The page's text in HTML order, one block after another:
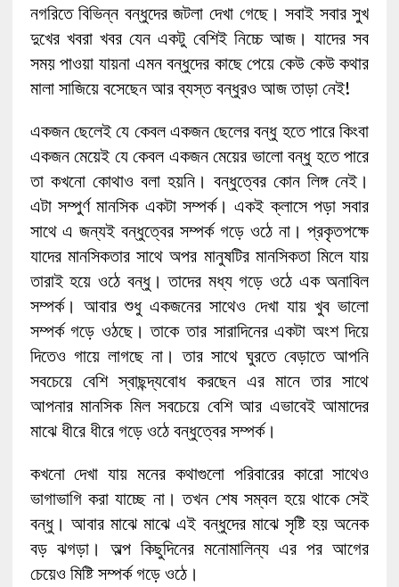
নগরিতে বিভিন্ন বন্ধুদের জটলা দেখা গেছে। সবাই সবার সুখ
দুখের খবরা খবর যেন একটু বেশিই নিচ্চে আজ। যাদের সব
সময় পাওয়া যায়না এমন বন্ধুদের কাছে পেয়ে কেউ কেউ কথার
মালা সাজিয়ে বসেছেন আর ব্যস্ত বন্ধুরও আজ তাড়া নেই!
একজন ছেলেই যে কেবল একজন ছেলের বন্ধু হতে পারে কিংবা
একজন মেয়েই যে কেবল একজন মেয়ের ভালো বন্ধু হতে পারে
তা কখনো কোথাও বলা হয়নি। বন্ধুত্বের কোন লিঙ্গ নেই।
এটা সম্পুর্ণ মানসিক একটা সম্পর্ক। একই ক্লাসে পড়া সবার
সাথে এ জন্যই বন্ধুত্বের সম্পর্ক গড়ে ওঠে না। প্রকৃতপক্ষে
যাদের মানসিকতার সাথে অপর মানুষটির মানসিকতা মিলে যায়
তারাই হয়ে ওঠে বন্ধু। তাদের মধ্য গড়ে ওঠে এক অনাবিল
সম্পর্ক। আবার শুধু একজনের সাথেও দেখা যায় খুব ভালো
সম্পর্ক গড়ে ওঠছে। তাকে তার সারাদিনের একটা অংশ দিয়ে
দিতেও গায়ে লাগছে না। তার সাথে ঘুরতে বেড়াতে আপনি
সবচেয়ে বেশি স্বাছন্দ্যবোধ করছেন এর মানে তার সাথে
আপনার মানসিক মিল সবচেয়ে বেশি আর এভাবেই আমাদের
মাঝে ধীরে ধীরে গড়ে ওঠে বন্ধুত্বের সম্পর্ক।
কখনো দেখা যায় মনের কথাগুলো পরিবারের কারো সাথেও
ভাগাভাগি করা যাচ্ছে না। তখন শেষ সম্বল হয়ে থাকে সেই
বন্ধু। আবার মাঝে মাঝে এই বন্ধুদের মাঝে সৃষ্টি হয় অনেক
বড় ঝগড়া। অল্প কিছুদিনের মনোমালিন্য এর পর আগের
চেয়েও মিষ্টি সম্পর্ক গড়ে ওঠে।